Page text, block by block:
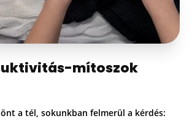
mítoszok
a tél, sokunkban felmerül a kérdés: